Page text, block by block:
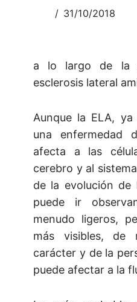
31/10/2018
a lo largo de la
esclerosis lateral
Aunque la ELA,
una enfermedad
afecta a las
cerebro y al
de la evolución de
puede ir
menudo ligeros,
más visibles, de
carácter y de la
puede afectar a la